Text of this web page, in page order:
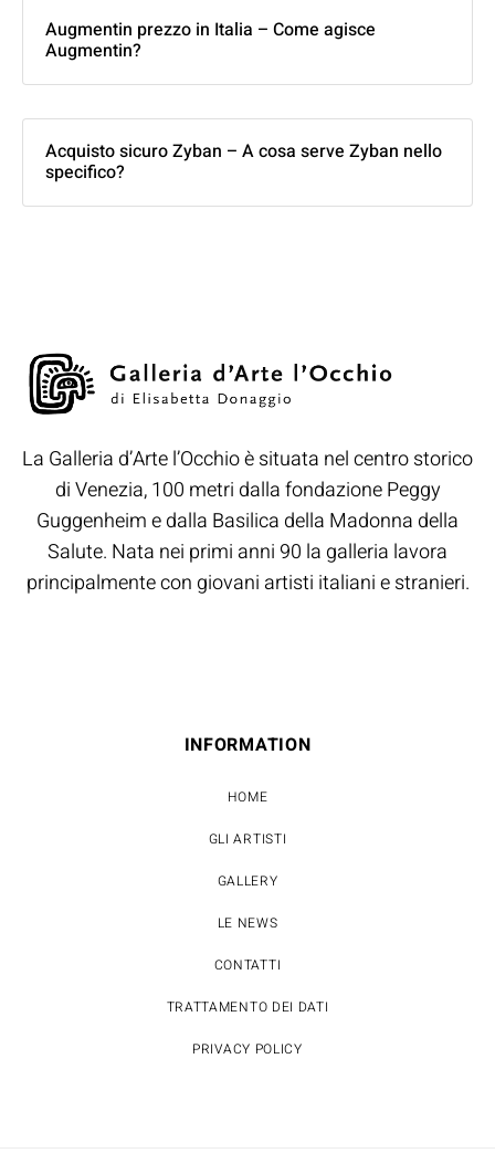
Augmentin prezzo in Italia – Come agisce
Augmentin?
Acquisto sicuro Zyban – A cosa serve Zyban nello
specifico?
La Galleria d’Arte l’Occhio è situata nel centro storico
di Venezia, 100 metri dalla fondazione Peggy
Guggenheim e dalla Basilica della Madonna della
Salute. Nata nei primi anni 90 la galleria lavora
principalmente con giovani artisti italiani e stranieri.
INFORMATION
HOME
GLI ARTISTI
GALLERY
LE NEWS
CONTATTI
TRATTAMENTO DEI DATI
PRIVACY POLICY